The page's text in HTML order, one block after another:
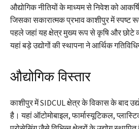
औद्योगिक नीतियों के माध्यम से निवेश को
जिसका सकारात्मक प्रभाव काशीपुर में स्पष्ट
पहले जहां यह क्षेत्र मुख्य रूप से कृषि और छोटे
यहां बड़े उद्योगों की स्थापना ने आर्थिक
औद्योगिक विस्तार
काशीपुर में SIDCUL क्षेत्र के विकास के बाद
है। यहां ऑटोमोबाइल, फार्मास्यूटिकल,